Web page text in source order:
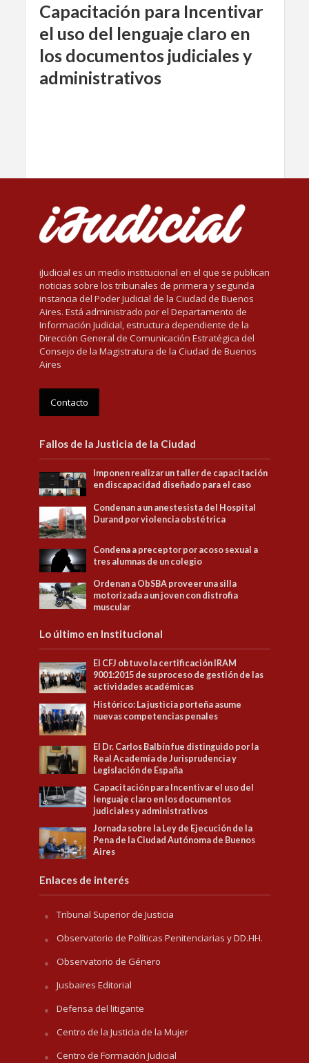
Capacitación para Incentivar
el uso del lenguaje claro en
los documentos judiciales y
administrativos
iJudicial es un medio institucional en el que se publican
noticias sobre los tribunales de primera y segunda
instancia del Poder Judicial de la Ciudad de Buenos
Aires. Está administrado por el Departamento de
Información Judicial, estructura dependiente de la
Dirección General de Comunicación Estratégica del
Consejo de la Magistratura de la Ciudad de Buenos
Aires
Contacto
Fallos de la Justicia de la Ciudad
Imponen realizar un taller de capacitación
en discapacidad diseñado para el caso
Condenan a un anestesista del Hospital
Durand por violencia obstétrica
Condena a preceptor por acoso sexual a
tres alumnas de un colegio
Ordenan a ObSBA proveer una silla
motorizada a un joven con distrofia
muscular
Lo último en Institucional
El CFJ obtuvo la certificación IRAM
9001:2015 de su proceso de gestión de las
actividades académicas
Histórico: La justicia porteña asume
nuevas competencias penales
El Dr. Carlos Balbín fue distinguido por la
Real Academia de Jurisprudencia y
Legislación de España
Capacitación para Incentivar el uso del
lenguaje claro en los documentos
judiciales y administrativos
Jornada sobre la Ley de Ejecución de la
Pena de la Ciudad Autónoma de Buenos
Aires
Enlaces de interés
Tribunal Superior de Justicia
Observatorio de Políticas Penitenciarias y DD.HH.
Observatorio de Género
Jusbaires Editorial
Defensa del litigante
Centro de la Justicia de la Mujer
Centro de Formación Judicial